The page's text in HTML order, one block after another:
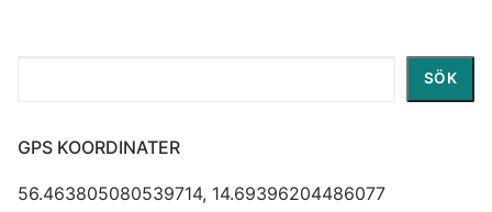
SÖK
GPS KOORDINATER
56.463805080539714, 14.69396204486077